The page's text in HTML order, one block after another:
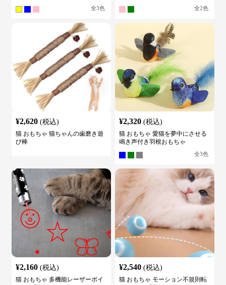
全3色 全2色
¥2,620 (税込)
猫 おもちゃ 猫ちゃんの歯磨き遊
び棒
¥2,320 (税込)
猫 おもちゃ 愛猫を夢中にさせる
鳴き声付き羽根おもちゃ
全3色
¥2,160 (税込)
猫 おもちゃ 多機能レーザーポイ
¥2,540 (税込)
猫 おもちゃ モーション不規則転